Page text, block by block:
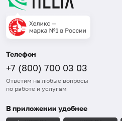
Телефон
+7 (800) 700 03 03
Ответим на любые вопросы
по работе и услугам
В приложении удобнее